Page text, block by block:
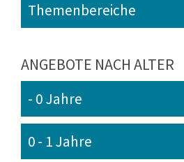
Themenbereiche
ANGEBOTE NACH ALTER
- 0 Jahre
0 - 1 Jahre